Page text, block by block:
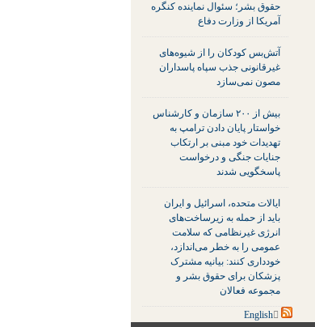
حقوق بشر؛ سئوال نماینده کنگره
آمریکا از وزارت دفاع
آتش‌بس کودکان را از شیوه‌های
غیرقانونی جذب سپاه پاسداران
مصون نمی‌سازد
بیش از ۲۰۰ سازمان و کارشناس
خواستار پایان دادن ترامپ به
تهدیدات خود مبنی بر ارتکاب
جنایات جنگی و درخواست
پاسخگویی شدند
ایالات متحده، اسرائیل و ایران
باید از حمله به زیرساخت‌های
انرژی غیرنظامی که سلامت
عمومی را به خطر می‌اندازد،
خودداری کنند: بیانیه مشترک
پزشکان برای حقوق بشر و
مجموعه فعالان